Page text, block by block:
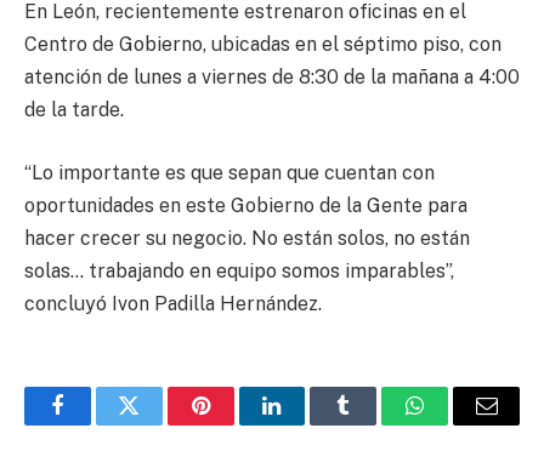
En León, recientemente estrenaron oficinas en el
Centro de Gobierno, ubicadas en el séptimo piso, con
atención de lunes a viernes de 8:30 de la mañana a 4:00
de la tarde.
“Lo importante es que sepan que cuentan con
oportunidades en este Gobierno de la Gente para
hacer crecer su negocio. No están solos, no están
solas… trabajando en equipo somos imparables”,
concluyó Ivon Padilla Hernández.
FacebookTwitter PinterestLinkedInTumblr WhatsAppEmail